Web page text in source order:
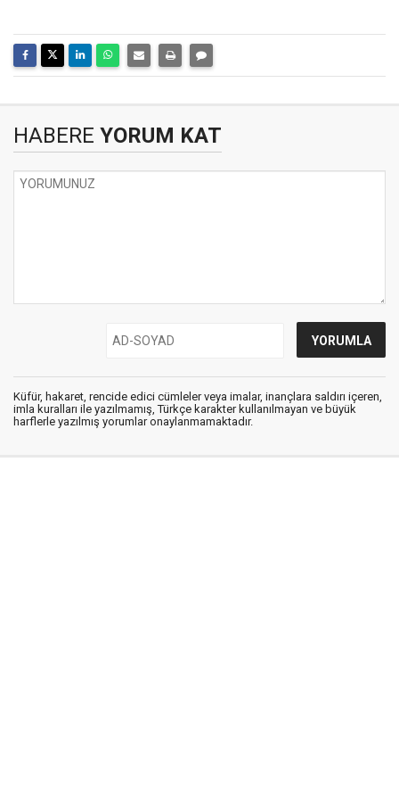
HABERE YORUM KAT
Küfür, hakaret, rencide edici cümleler veya imalar, inançlara saldırı içeren,
imla kuralları ile yazılmamış, Türkçe karakter kullanılmayan ve büyük
harflerle yazılmış yorumlar onaylanmamaktadır.